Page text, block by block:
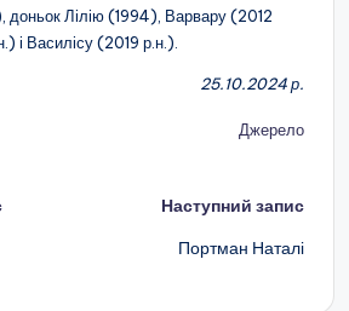
Лілію (1994), Варвару (2012
і Василісу (2019 р.н.).
25.10.2024 р.
Джерело
Наступний запис
Портман Наталі